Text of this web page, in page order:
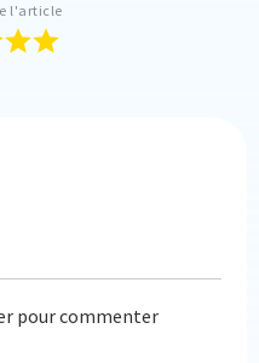
l'article
pour commenter